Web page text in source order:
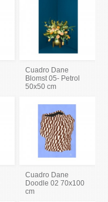
Cuadro Dane
Blomst 05- Petrol
50x50 cm
Cuadro Dane
Doodle 02 70x100
cm